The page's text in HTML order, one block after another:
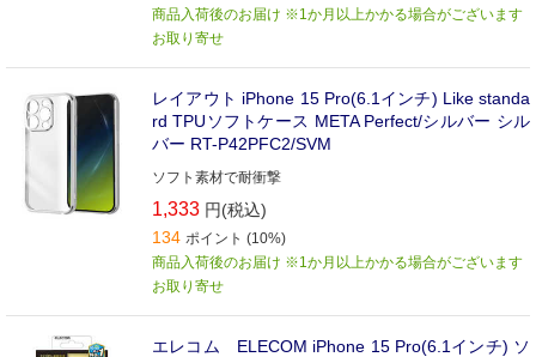
商品入荷後のお届け ※1か月以上かかる場合がございます
お取り寄せ
レイアウト iPhone 15 Pro(6.1インチ) Like standa
rd TPUソフトケース META Perfect/シルバー シル
バー RT-P42PFC2/SVM
ソフト素材で耐衝撃
1,333 円(税込)
134 ポイント (10%)
商品入荷後のお届け ※1か月以上かかる場合がございます
お取り寄せ
エレコム ELECOM iPhone 15 Pro(6.1インチ) ソ